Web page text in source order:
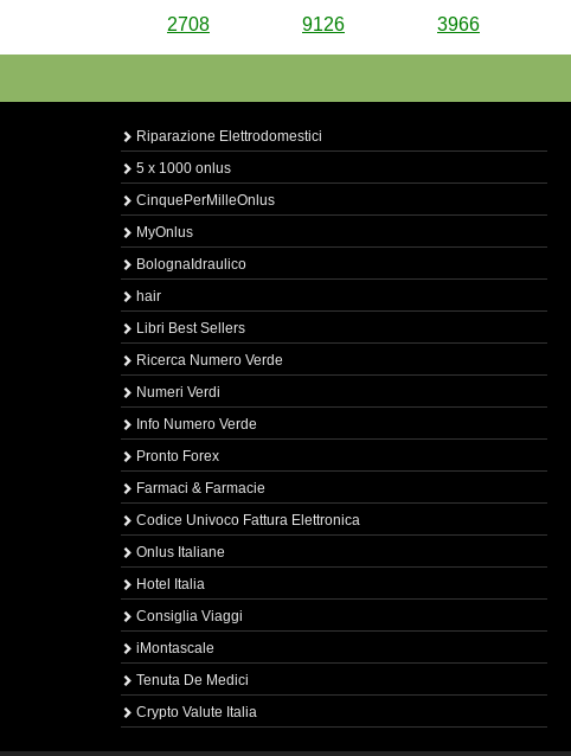
2708 9126 3966
Riparazione Elettrodomestici
5 x 1000 onlus
CinquePerMilleOnlus
MyOnlus
BolognaIdraulico
hair
Libri Best Sellers
Ricerca Numero Verde
Numeri Verdi
Info Numero Verde
Pronto Forex
Farmaci & Farmacie
Codice Univoco Fattura Elettronica
Onlus Italiane
Hotel Italia
Consiglia Viaggi
iMontascale
Tenuta De Medici
Crypto Valute Italia